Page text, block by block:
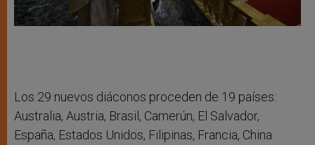
Los 29 nuevos diáconos proceden de 19 países:
Australia, Austria, Brasil, Camerún, El Salvador,
España, Estados Unidos, Filipinas, Francia, China